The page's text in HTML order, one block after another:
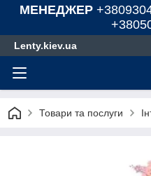
МЕНЕДЖЕР
Lenty.kiev.ua
Товари та послуги